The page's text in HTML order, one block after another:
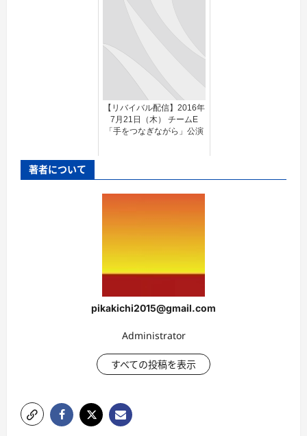
【リバイバル配信】2016年
7月21日（木） チームE
「手をつなぎながら」公演
著者について
pikakichi2015@gmail.com
Administrator
すべての投稿を表示